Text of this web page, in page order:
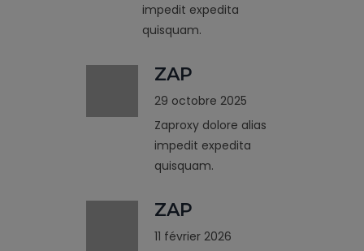
impedit expedita
quisquam.
ZAP
29 octobre 2025
Zaproxy dolore alias
impedit expedita
quisquam.
ZAP
11 février 2026